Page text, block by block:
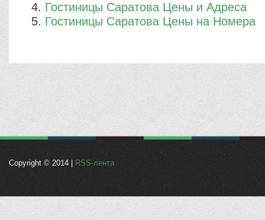
Гостиницы Саратова Цены и Адреса
Гостиницы Саратова Цены на Номера
Copyright © 2014 | RSS-лента